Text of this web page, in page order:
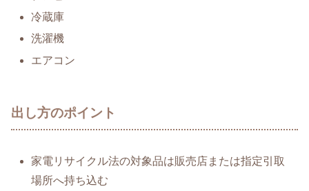
冷蔵庫
洗濯機
エアコン
出し方のポイント
家電リサイクル法の対象品は販売店または指定引取
場所へ持ち込む